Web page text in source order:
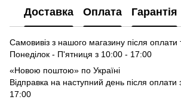
Доставка Оплата Гарантія
Самовивіз з нашого магазину після оплати
Понеділок - П'ятниця з 10:00 - 17:00
«Новою поштою» по Україні
Відправка на наступний день після
17:00